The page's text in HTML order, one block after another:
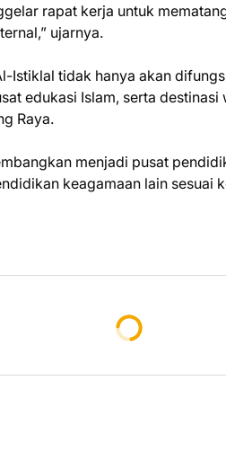
rapat kerja untuk
ujarnya.
Istiklal tidak hanya akan
edukasi Islam, serta
Raya.
menjadi pusat
keagamaan lain sesuai